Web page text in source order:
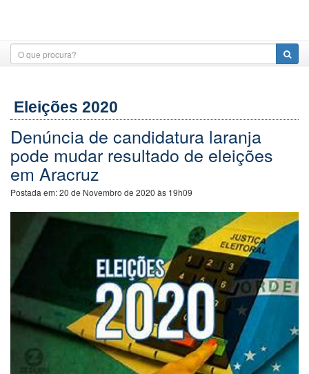
Eleições 2020
Denúncia de candidatura laranja
pode mudar resultado de eleições
em Aracruz
Postada em:20 de Novembro de 2020 às 19h09